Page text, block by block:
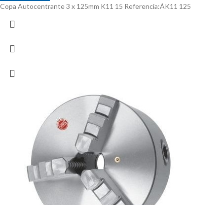
Copa Autocentrante 3 x 125mm K11 15 Referencia:ÁK11 125